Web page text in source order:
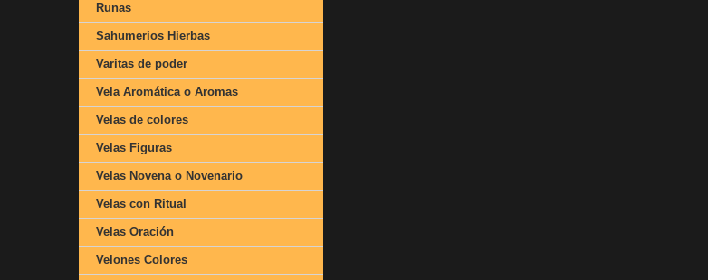
Runas
Sahumerios Hierbas
Varitas de poder
Vela Aromática o Aromas
Velas de colores
Velas Figuras
Velas Novena o Novenario
Velas con Ritual
Velas Oración
Velones Colores